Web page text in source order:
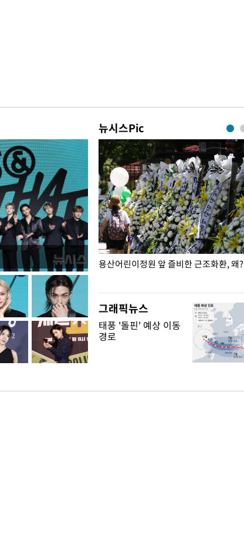
뉴시스Pic
용산어린이정원 앞 즐비한 근조화환, 왜?
그래픽뉴스
태풍 '돌핀' 예상 이동
경로